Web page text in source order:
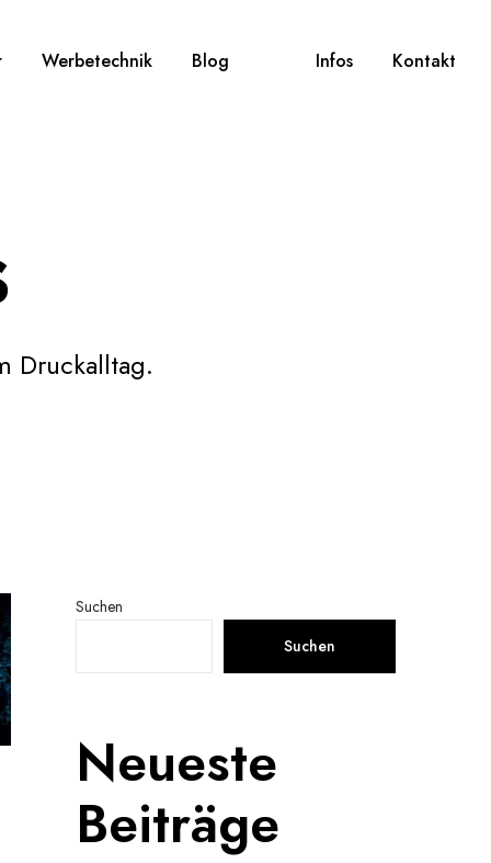
Werbetechnik Blog Infos Kontakt
Druckalltag.
Suchen
Suchen
Neueste
Beiträge